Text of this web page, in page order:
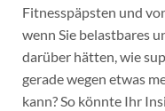
Fitnesspäpsten und
wenn Sie belastbares
darüber hätten, wie
gerade wegen etwas
kann? So könnte Ihr